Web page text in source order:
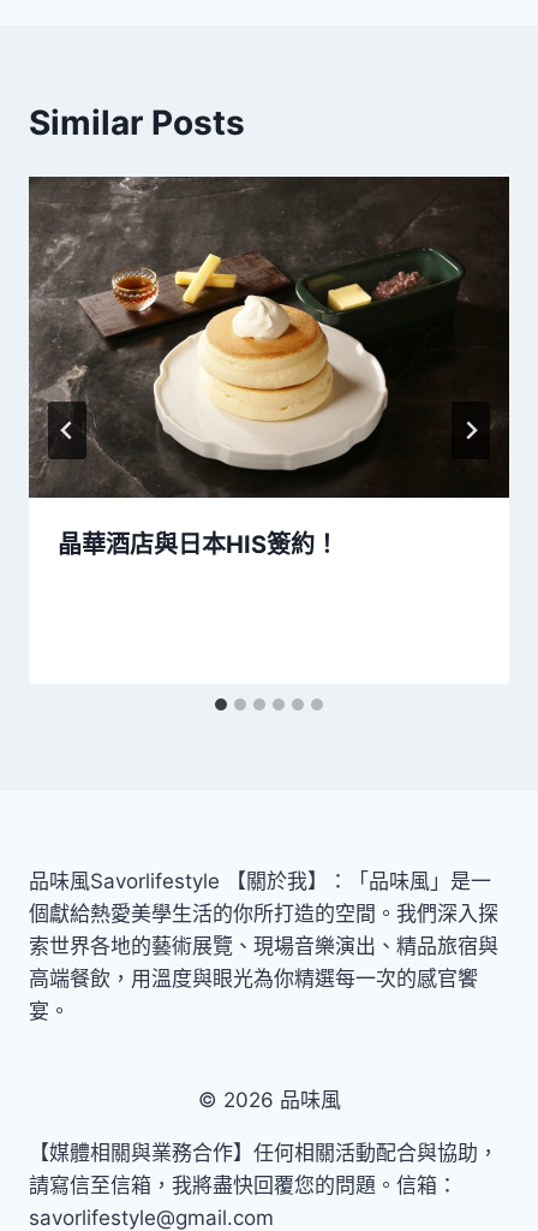
Similar Posts
晶華酒店與日本HIS簽約！
品味風Savorlifestyle 【關於我】：「品味風」是一
個獻給熱愛美學生活的你所打造的空間。我們深入探
索世界各地的藝術展覽、現場音樂演出、精品旅宿與
高端餐飲，用溫度與眼光為你精選每一次的感官饗
宴。
© 2026 品味風
【媒體相關與業務合作】任何相關活動配合與協助，
請寫信至信箱，我將盡快回覆您的問題。信箱：
savorlifestyle@gmail.com